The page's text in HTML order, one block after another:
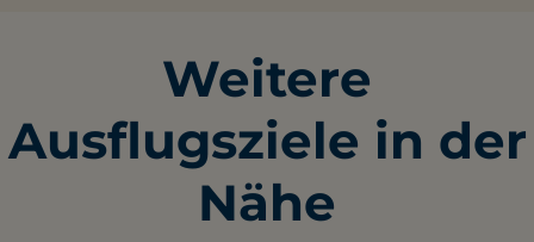
Weitere
Ausflugsziele in der
Nähe